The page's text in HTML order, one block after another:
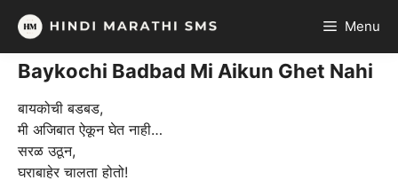
Skip
content
Menu
Baykochi Badbad Mi Aikun Ghet Nahi
बायकोची बडबड,
मी अजिबात ऐकून घेत नाही…
सरळ उठून,
घराबाहेर चालता होतो!